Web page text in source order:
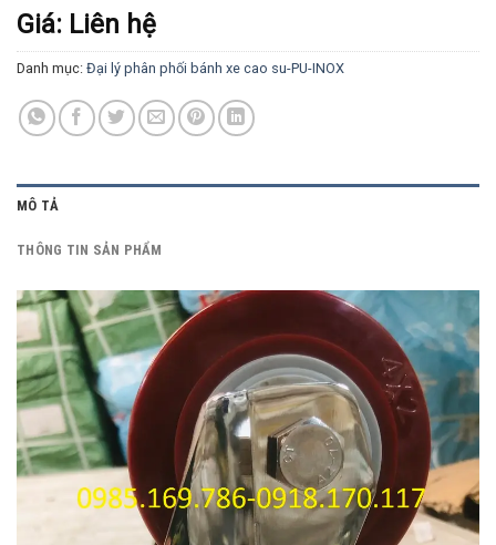
Giá: Liên hệ
Danh mục: Đại lý phân phối bánh xe cao su-PU-INOX
MÔ TẢ
THÔNG TIN SẢN PHẨM